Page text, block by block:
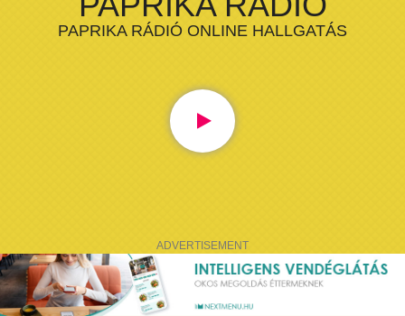
PAPRIKA RÁDIÓ ONLINE HALLGATÁS
ADVERTISEMENT